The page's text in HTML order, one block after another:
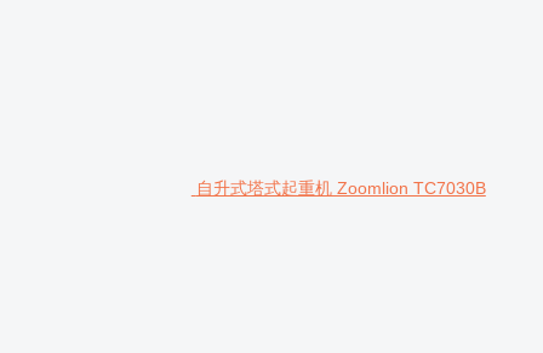
自升式塔式起重机 Zoomlion TC7030B